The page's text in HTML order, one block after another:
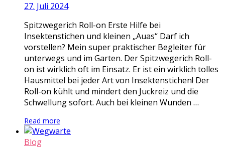
27. Juli 2024
Spitzwegerich Roll-on Erste Hilfe bei
Insektenstichen und kleinen „Auas“ Darf ich
vorstellen? Mein super praktischer Begleiter für
unterwegs und im Garten. Der Spitzwegerich Roll-
on ist wirklich oft im Einsatz. Er ist ein wirklich tolles
Hausmittel bei jeder Art von Insektenstichen! Der
Roll-on kühlt und mindert den Juckreiz und die
Schwellung sofort. Auch bei kleinen Wunden …
Read more
Blog